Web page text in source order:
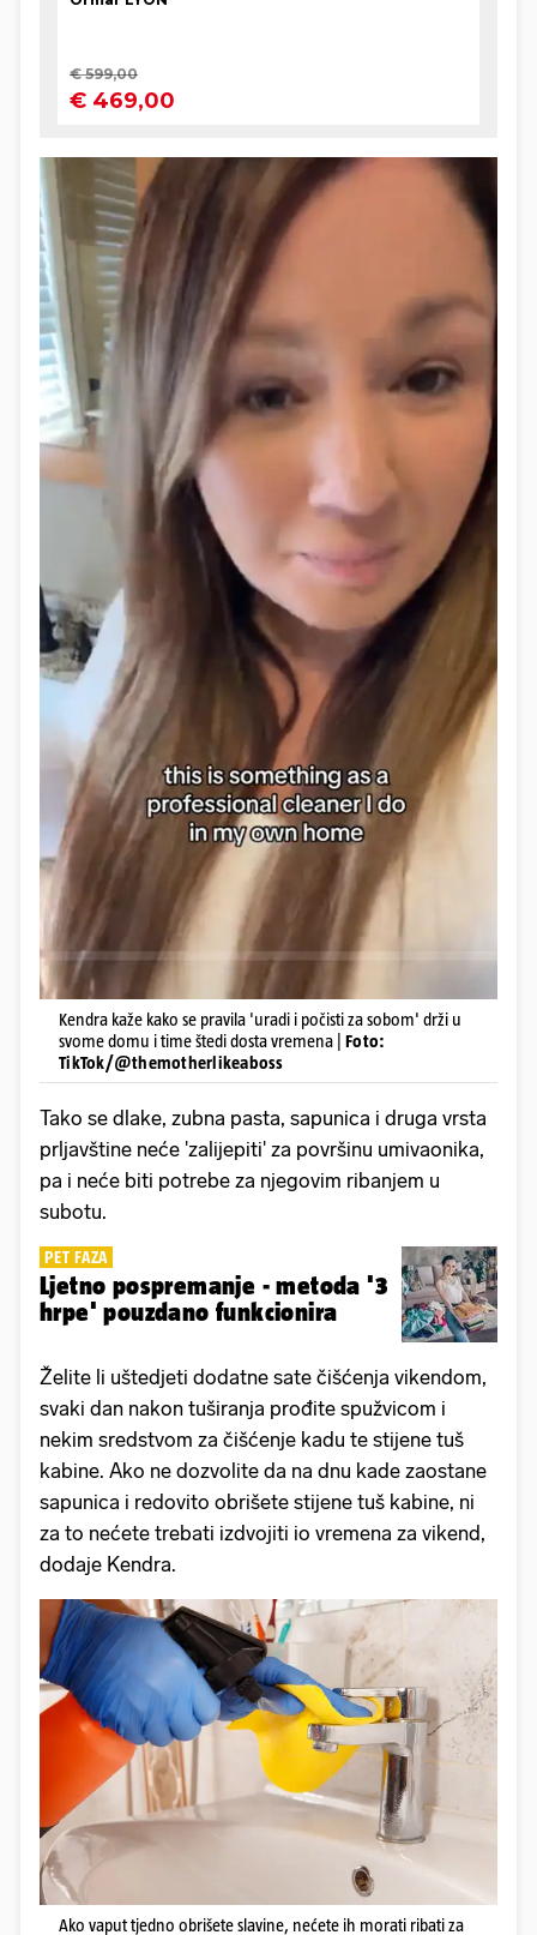
Kendra kaže kako se pravila 'uradi i počisti za sobom' drži u
svome domu i time štedi dosta vremena | Foto:
TikTok/@themotherlikeaboss
Tako se dlake, zubna pasta, sapunica i druga vrsta
prljavštine neće 'zalijepiti' za površinu umivaonika,
pa i neće biti potrebe za njegovim ribanjem u
subotu.
PET FAZA
Ljetno pospremanje - metoda '3
hrpe' pouzdano funkcionira
Želite li uštedjeti dodatne sate čišćenja vikendom,
svaki dan nakon tuširanja prođite spužvicom i
nekim sredstvom za čišćenje kadu te stijene tuš
kabine. Ako ne dozvolite da na dnu kade zaostane
sapunica i redovito obrišete stijene tuš kabine, ni
za to nećete trebati izdvojiti io vremena za vikend,
dodaje Kendra.
Ako vaput tjedno obrišete slavine, nećete ih morati ribati za